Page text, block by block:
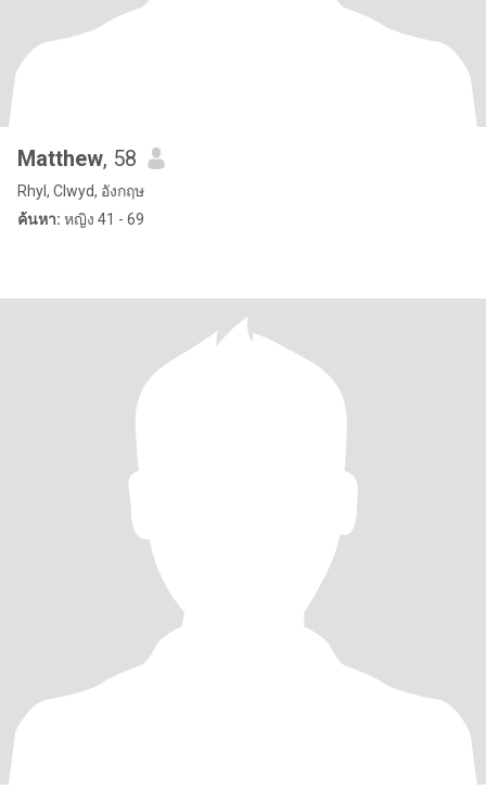
Matthew, 58
Rhyl, Clwyd, อังกฤษ
ค้นหา: หญิง 41 - 69